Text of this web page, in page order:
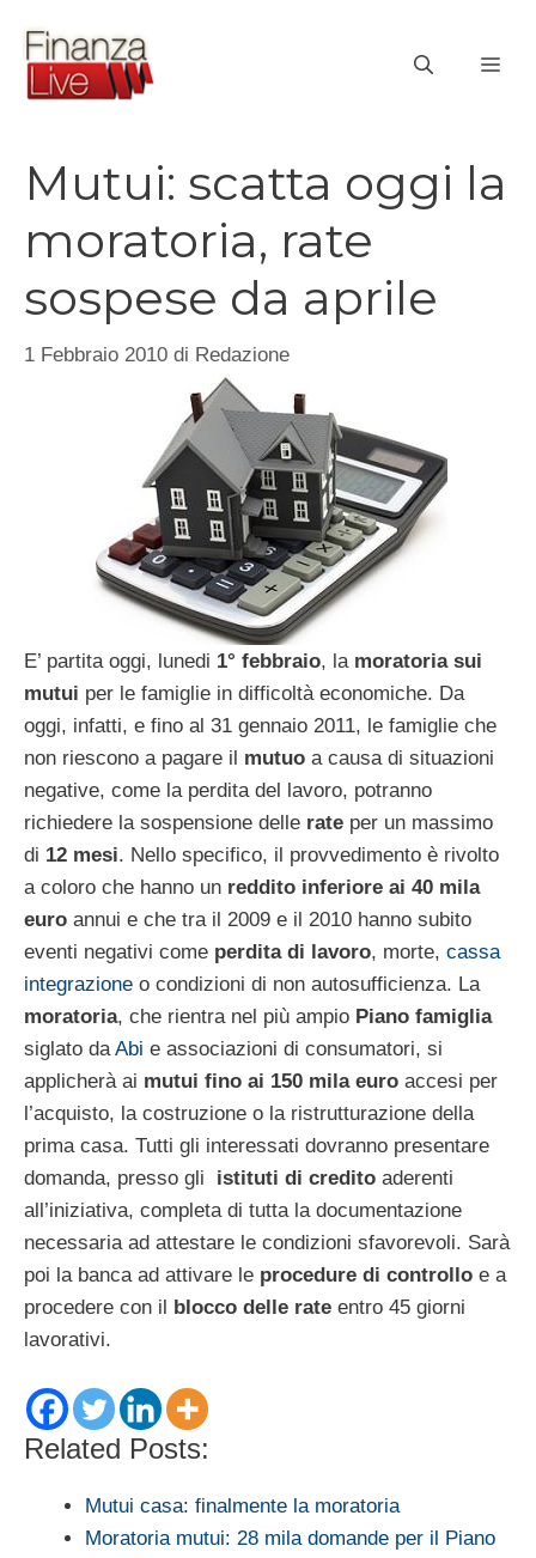
contenuto
Mutui: scatta oggi la
moratoria, rate
sospese da aprile
1 Febbraio 2010 di Redazione
E’ partita oggi, lunedi 1° febbraio, la moratoria sui
mutui per le famiglie in difficoltà economiche. Da
oggi, infatti, e fino al 31 gennaio 2011, le famiglie che
non riescono a pagare il mutuo a causa di situazioni
negative, come la perdita del lavoro, potranno
richiedere la sospensione delle rate per un massimo
di 12 mesi. Nello specifico, il provvedimento è rivolto
a coloro che hanno un reddito inferiore ai 40 mila
euro annui e che tra il 2009 e il 2010 hanno subito
eventi negativi come perdita di lavoro, morte, cassa
integrazione o condizioni di non autosufficienza. La
moratoria, che rientra nel più ampio Piano famiglia
siglato daAbi e associazioni di consumatori, si
applicherà ai mutui fino ai 150 mila euro accesi per
l’acquisto, la costruzione o la ristrutturazione della
prima casa. Tutti gli interessati dovranno presentare
domanda, presso gli istituti di credito aderenti
all’iniziativa, completa di tutta la documentazione
necessaria ad attestare le condizioni sfavorevoli. Sarà
poi la banca ad attivare le procedure di controllo e a
procedere con il blocco delle rate entro 45 giorni
lavorativi.
Related Posts:
Mutui casa: finalmente la moratoria
Moratoria mutui: 28 mila domande per il Piano